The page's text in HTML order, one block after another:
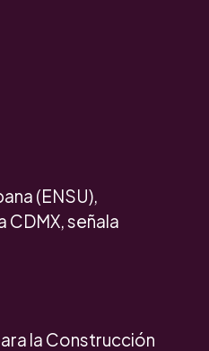
(ENSU),
CDMX, señala
la Construcción